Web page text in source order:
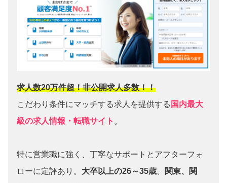
求人数20万件超！非公開求人多数！！
こだわり条件にマッチする求人を提供する 国内最大
級の求人情報・転職サイト 。
特に営業職に強く、丁寧なサポートとアフターフォ
ローに定評あり。 大卒以上の26～35歳、
関東、関